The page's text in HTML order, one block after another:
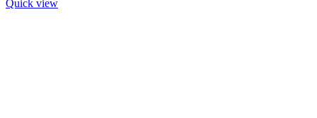
Quick view